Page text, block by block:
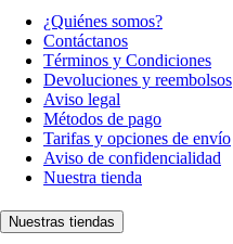
¿Quiénes somos?
Contáctanos
Términos y Condiciones
Devoluciones y reembolsos
Aviso legal
Métodos de pago
Tarifas y opciones de envío
Aviso de confidencialidad
Nuestra tienda
Nuestras tiendas